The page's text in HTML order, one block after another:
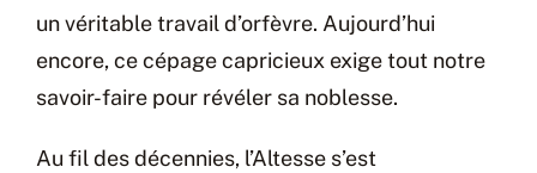
un véritable travail d’orfèvre. Aujourd’hui
encore, ce cépage capricieux exige tout notre
savoir-faire pour révéler sa noblesse.
Au fil des décennies, l’Altesse s’est